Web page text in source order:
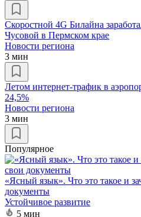
Скоростной 4G Билайна
Чусовой в Пермском крае
Новости региона
3 мин
Летом интернет-трафик в
24,5%
Новости региона
3 мин
Популярное
«Ясный язык». Что это такое и
документы
Устойчивое развитие
5 мин